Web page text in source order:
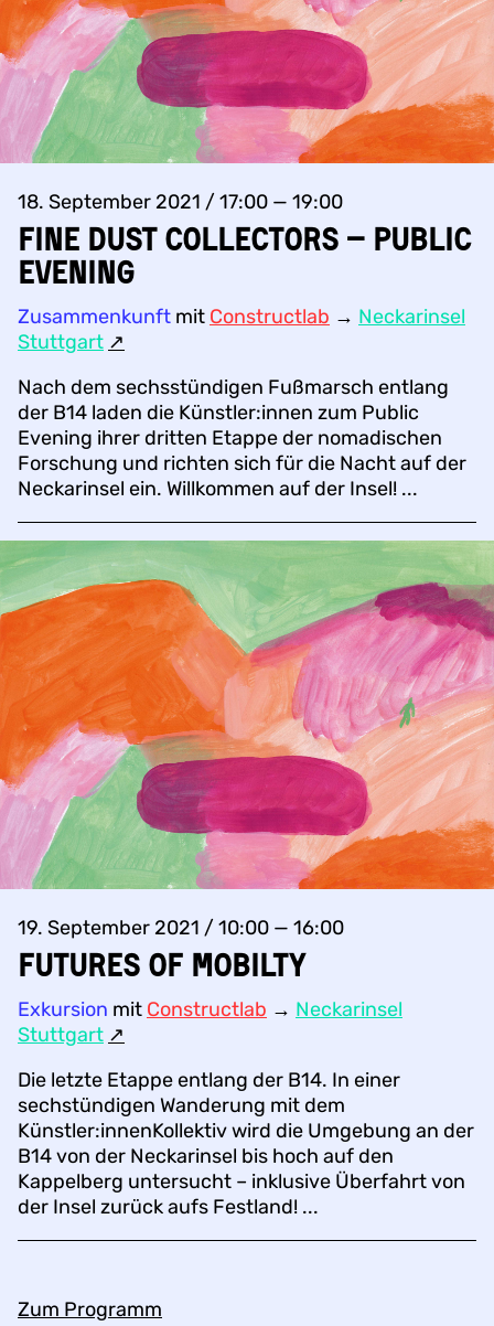
18. September 2021 / 17:00 — 19:00
Fine Dust Collectors – Public
Evening
Zusammenkunft mit Constructlab → Neckarinsel
Stuttgart ↗︎
Nach dem sechsstündigen Fußmarsch entlang
der B14 laden die Künstler:innen zum Public
Evening ihrer dritten Etappe der nomadischen
Forschung und richten sich für die Nacht auf der
Neckarinsel ein. Willkommen auf der Insel! ...
19. September 2021 / 10:00 — 16:00
Futures of mobilty
Exkursion mit Constructlab → Neckarinsel
Stuttgart ↗︎
Die letzte Etappe entlang der B14. In einer
sechstündigen Wanderung mit dem
Künstler:innen­Kollektiv wird die Umgebung an der
B14 von der Neckarinsel bis hoch auf den
Kappelberg untersucht – inklusive Überfahrt von
der Insel zurück aufs Festland! ...
Zum Programm